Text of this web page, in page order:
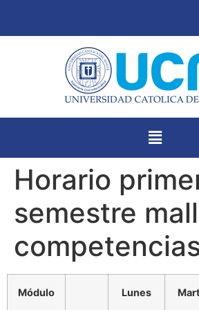
Horario
semestre
Módulo Lunes